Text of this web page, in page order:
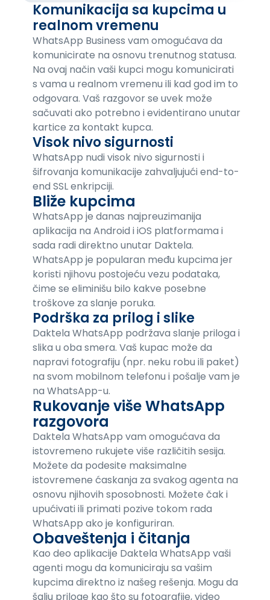
Komunikacija sa kupcima u
realnom vremenu
WhatsApp Business vam omogućava da
komunicirate na osnovu trenutnog statusa.
Na ovaj način vaši kupci mogu komunicirati
s vama u realnom vremenu ili kad god im to
odgovara. Vaš razgovor se uvek može
sačuvati ako potrebno i evidentirano unutar
kartice za kontakt kupca.
Visok nivo sigurnosti
WhatsApp nudi visok nivo sigurnosti i
šifrovanja komunikacije zahvaljujući end-to-
end SSL enkripciji.
Bliže kupcima
WhatsApp je danas najpreuzimanija
aplikacija na Android i iOS platformama i
sada radi direktno unutar Daktela.
WhatsApp je popularan među kupcima jer
koristi njihovu postojeću vezu podataka,
čime se eliminišu bilo kakve posebne
troškove za slanje poruka.
Podrška za prilog i slike
Daktela WhatsApp podržava slanje priloga i
slika u oba smera. Vaš kupac može da
napravi fotografiju (npr. neku robu ili paket)
na svom mobilnom telefonu i pošalje vam je
na WhatsApp-u.
Rukovanje više WhatsApp
razgovora
Daktela WhatsApp vam omogućava da
istovremeno rukujete više različitih sesija.
Možete da podesite maksimalne
istovremene ćaskanja za svakog agenta na
osnovu njihovih sposobnosti. Možete čak i
upućivati ili primati pozive tokom rada
WhatsApp ako je konfiguriran.
Obaveštenja i čitanja
Kao deo aplikacije Daktela WhatsApp vaši
agenti mogu da komuniciraju sa vašim
kupcima direktno iz našeg rešenja. Mogu da
šalju priloge kao što su fotografije, video